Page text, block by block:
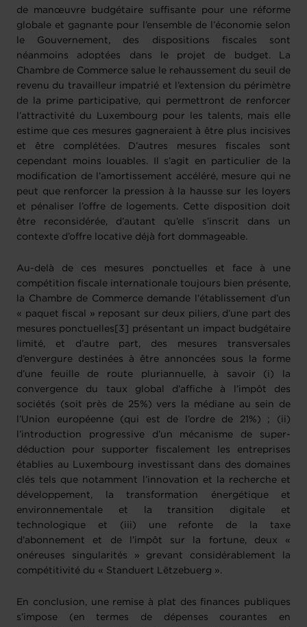
de manœuvre budgétaire suffisante pour une réforme
globale et gagnante pour l’ensemble de l’économie selon
le Gouvernement, des dispositions fiscales sont
néanmoins adoptées dans le projet de budget. La
Chambre de Commerce salue le rehaussement du seuil de
revenu du travailleur impatrié et l’extension du périmètre
de la prime participative, qui permettront de renforcer
l’attractivité du Luxembourg pour les talents, mais elle
estime que ces mesures gagneraient à être plus incisives
et être complétées. D’autres mesures fiscales sont
cependant moins louables. Il s’agit en particulier de la
modification de l’amortissement accéléré, mesure qui ne
peut que renforcer la pression à la hausse sur les loyers
et pénaliser l’offre de logements. Cette disposition doit
être reconsidérée, d’autant qu’elle s’inscrit dans un
contexte d’offre locative déjà fort dommageable.
Au-delà de ces mesures ponctuelles et face à une
compétition fiscale internationale toujours bien présente,
la Chambre de Commerce demande l’établissement d’un
« paquet fiscal » reposant sur deux piliers, d’une part des
mesures ponctuelles[3] présentant un impact budgétaire
limité, et d’autre part, des mesures transversales
d’envergure destinées à être annoncées sous la forme
d’une feuille de route pluriannuelle, à savoir (i) la
convergence du taux global d’affiche à l’impôt des
sociétés (soit près de 25%) vers la médiane au sein de
l’Union européenne (qui est de l’ordre de 21%) ; (ii)
l’introduction progressive d’un mécanisme de super-
déduction pour supporter fiscalement les entreprises
établies au Luxembourg investissant dans des domaines
clés tels que notamment l’innovation et la recherche et
développement, la transformation énergétique et
environnementale et la transition digitale et
technologique et (iii) une refonte de la taxe
d’abonnement et de l’impôt sur la fortune, deux «
onéreuses singularités » grevant considérablement la
compétitivité du « Standuert Lëtzebuerg ».
En conclusion, une remise à plat des finances publiques
s’impose (en termes de dépenses courantes en